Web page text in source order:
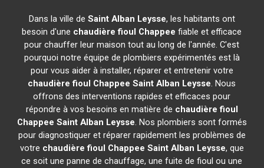
Dans la ville de Saint Alban Leysse, les habitants ont
besoin d'une chaudière fioul Chappee fiable et efficace
pour chauffer leur maison tout au long de l'année. C'est
pourquoi notre équipe de plombiers expérimentés est là
pour vous aider à installer, réparer et entretenir votre
chaudière fioul Chappee Saint Alban Leysse. Nous
offrons des interventions rapides et efficaces pour
répondre à vos besoins en matière de chaudière fioul
Chappee Saint Alban Leysse. Nos plombiers sont formés
pour diagnostiquer et réparer rapidement les problèmes de
votre chaudière fioul Chappee Saint Alban Leysse, que
ce soit une panne de chauffage, une fuite de fioul ou une